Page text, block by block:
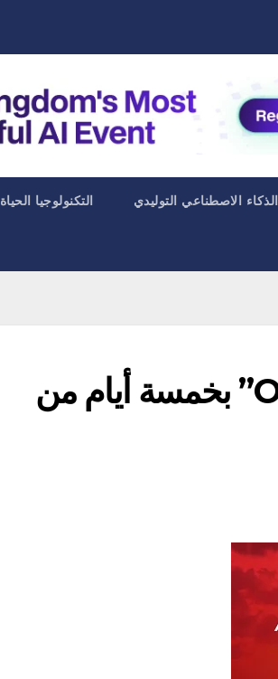
الذكاء الاصطناعي التوليدي التكنولوجيا الحياة
أودي أبوظبي تطلق فعالية “Open Haus” بخمسة أيام من